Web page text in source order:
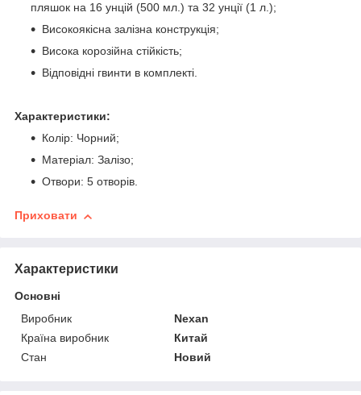
пляшок на 16 унцій (500 мл.) та 32 унції (1 л.);
Високоякісна залізна конструкція;
Висока корозійна стійкість;
Відповідні гвинти в комплекті.
Характеристики:
Колір: Чорний;
Матеріал: Залізо;
Отвори: 5 отворів.
Приховати
Характеристики
Основні
Виробник
Nexan
Країна виробник
Китай
Стан
Новий